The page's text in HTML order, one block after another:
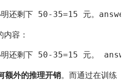
还剩下 50- 35=15 元。 answer
容：
还剩下 50- 35=15 元。 answer:
额外的推理开销。而通过在训练